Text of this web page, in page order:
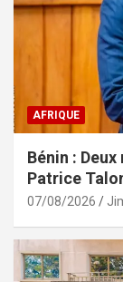
AFRIQUE
Bénin :
Patrice
07/08/2026